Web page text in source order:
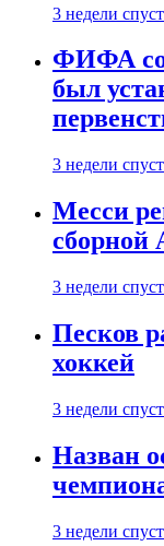
3 недели
ФИФА
был
3 недели
Месси
сборной
3 недели
Песков
хоккей
3 недели
Назван
3 недели